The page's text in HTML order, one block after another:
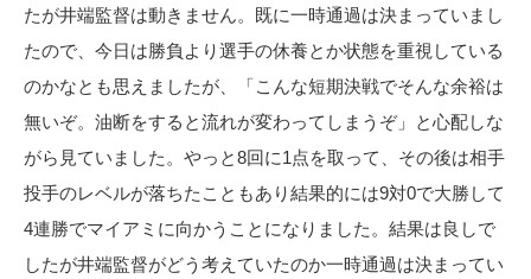
たが井端監督は動きません。既に一時通過は決まっていまし
たので、今日は勝負より選手の休養とか状態を重視している
のかなとも思えましたが、「こんな短期決戦でそんな余裕は
無いぞ。油断をすると流れが変わってしまうぞ」と心配しな
がら見ていました。やっと8回に1点を取って、その後は相手
投手のレベルが落ちたこともあり結果的には9対0で大勝して
4連勝でマイアミに向かうことになりました。結果は良しで
したが井端監督がどう考えていたのか一時通過は決まってい